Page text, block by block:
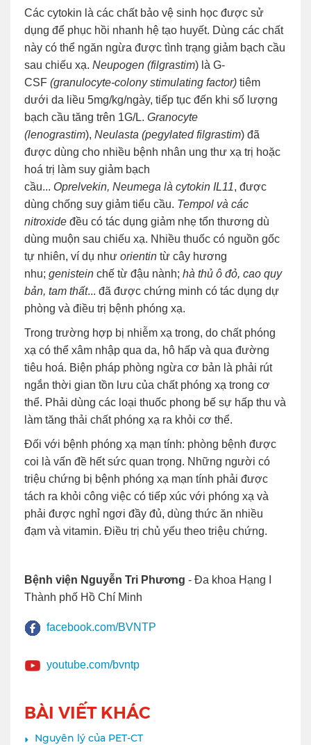
Các cytokin là các chất bảo vệ sinh học được sử
dụng để phục hồi nhanh hệ tạo huyết. Dùng các chất
này có thể ngăn ngừa được tình trạng giảm bạch cầu
sau chiếu xạ. Neupogen (filgrastim) là G-
CSF (granulocyte-colony stimulating factor) tiêm
dưới da liều 5mg/kg/ngày, tiếp tục đến khi số lượng
bạch cầu tăng trên 1G/L. Granocyte
(lenograstim), Neulasta (pegylated filgrastim) đã
được dùng cho nhiều bệnh nhân ung thư xạ trị hoặc
hoá trị làm suy giảm bạch
cầu... Oprelvekin, Neumega là cytokin IL11, được
dùng chống suy giảm tiểu cầu. Tempol và các
nitroxide đều có tác dụng giảm nhẹ tổn thương dù
dùng muộn sau chiếu xạ. Nhiều thuốc có nguồn gốc
tự nhiên, ví dụ như orientin từ cây hương
nhu; genistein chế từ đậu nành; hà thủ ô đỏ, cao quy
bản, tam thất... đã được chứng minh có tác dụng dự
phòng và điều trị bệnh phóng xạ.
Trong trường hợp bị nhiễm xạ trong, do chất phóng
xạ có thể xâm nhập qua da, hô hấp và qua đường
tiêu hoá. Biện pháp phòng ngừa cơ bản là phải rút
ngắn thời gian tồn lưu của chất phóng xạ trong cơ
thể. Phải dùng các loại thuốc phong bế sự hấp thu và
làm tăng thải chất phóng xạ ra khỏi cơ thể.
Đối với bệnh phóng xạ mạn tính: phòng bệnh được
coi là vấn đề hết sức quan trọng. Những người có
triệu chứng bị bệnh phóng xạ mạn tính phải được
tách ra khỏi công việc có tiếp xúc với phóng xạ và
phải được nghỉ ngơi đầy đủ, dùng thức ăn nhiều
đạm và vitamin. Điều trị chủ yếu theo triệu chứng.
Bệnh viện Nguyễn Tri Phương - Đa khoa Hạng I
Thành phố Hồ Chí Minh
facebook.com/BVNTP
youtube.com/bvntp
BÀI VIẾT KHÁC
Nguyên lý của PET-CT